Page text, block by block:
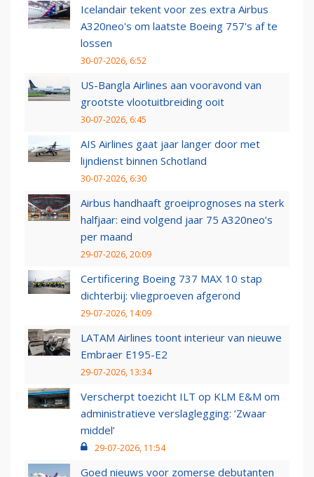
Icelandair tekent voor zes extra Airbus
A320neo's om laatste Boeing 757's af te
lossen
30-07-2026, 6:52
US-Bangla Airlines aan vooravond van
grootste vlootuitbreiding ooit
30-07-2026, 6:45
AIS Airlines gaat jaar langer door met
lijndienst binnen Schotland
30-07-2026, 6:30
Airbus handhaaft groeiprognoses na sterk
halfjaar: eind volgend jaar 75 A320neo’s
per maand
29-07-2026, 20:09
Certificering Boeing 737 MAX 10 stap
dichterbij: vliegproeven afgerond
29-07-2026, 14:09
LATAM Airlines toont interieur van nieuwe
Embraer E195-E2
29-07-2026, 13:34
Verscherpt toezicht ILT op KLM E&M om
administratieve verslaglegging: ‘Zwaar
middel’
29-07-2026, 11:54
Goed nieuws voor zomerse debutanten